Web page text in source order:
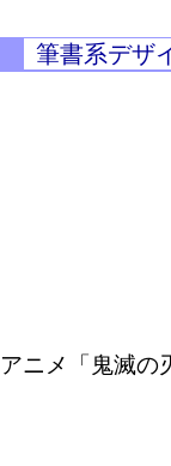
筆書系デザ
アニメ「鬼滅の